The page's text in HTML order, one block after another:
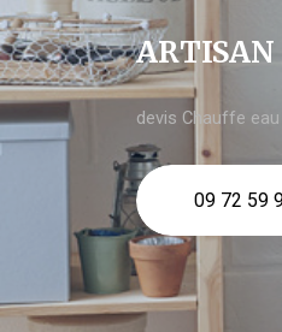
ARTISAN
devis Chauffe eau
09 72 59